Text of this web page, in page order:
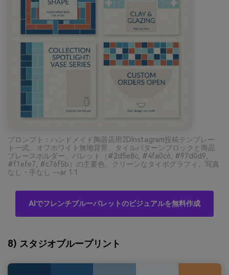
プロンプト：ハンドメイド陶器店用2DInstagram投稿テンプレー
ト一式、オフホワイト無地背景、タイルパターンブロックと商品
プレースホルダー、パレット（#2d5e8c, #4fa0c6, #97d0d9,
#f1efe7, #c76f5b）の主要色、クリーンなタイポグラフィ、写真
なし・手なし --ar 1:1
AIでフレンチブルーパレットのビジュアルを無料作成
8) スタジオブループリント